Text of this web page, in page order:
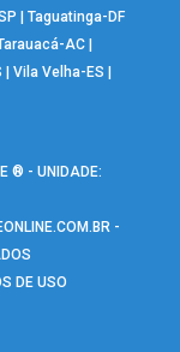
|Taguatinga-DF
AC|
|Vila Velha-ES
® - UNIDADE:
-
DE USO